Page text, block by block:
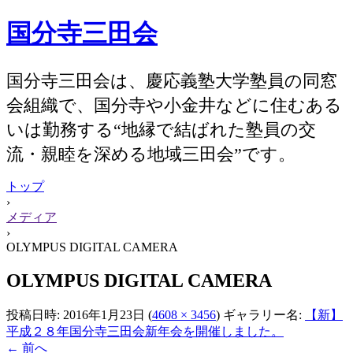
国分寺三田会
国分寺三田会は、慶応義塾大学塾員の同窓
会組織で、国分寺や小金井などに住むある
いは勤務する“地縁で結ばれた塾員の交
流・親睦を深める地域三田会”です。
トップ
›
メディア
›
OLYMPUS DIGITAL CAMERA
OLYMPUS DIGITAL CAMERA
投稿日時: 2016年1月23日 (4608 × 3456) ギャラリー名:
【新】
平成２８年国分寺三田会新年会を開催しました。
← 前へ